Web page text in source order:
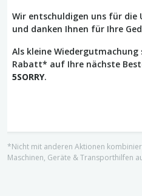
Wir entschuldigen uns für die
und danken Ihnen für Ihre
Als kleine Wiedergutmachung
Rabatt* auf Ihre nächste
5SORRY.
*Nicht mit anderen Aktionen
Maschinen, Geräte & Transporthilfen